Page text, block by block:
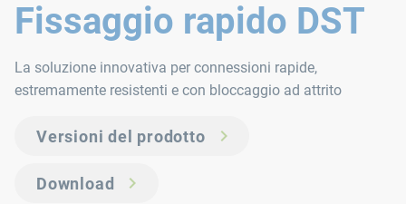
Fissaggio rapido DST
La soluzione innovativa per connessioni rapide,
estremamente resistenti e con bloccaggio ad attrito
Versioni del prodotto
Download